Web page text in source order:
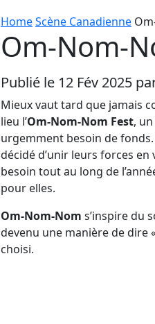
HomeScène Canadienne
Om-Nom-
Publié le 12 Fév 2025
Mieux vaut tard que jamais
lieu l’Om-Nom-Nom Fest,
urgemment besoin de
décidé d’unir leurs forces en
besoin tout au long de
pour elles.
Om-Nom-Nom s’inspire du
devenu une manière de dire
choisi.